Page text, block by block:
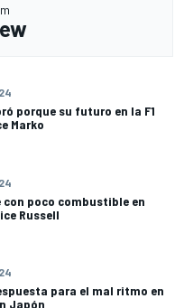
porque su futuro en la F1
Marko
con poco combustible en
Russell
para el mal ritmo en
Japón